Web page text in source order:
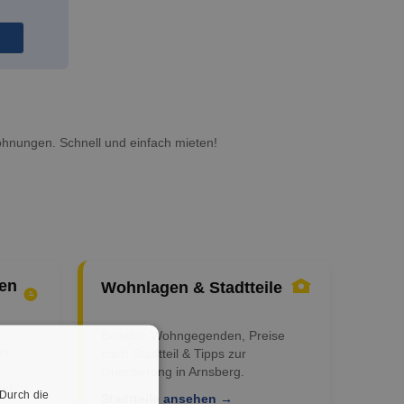
Schnell und einfach mieten!
Wohnlagen & Stadtteile
Beliebte Wohngegenden, Preise
nach Stadtteil & Tipps zur
Orientierung in Arnsberg.
Stadtteile ansehen →
die